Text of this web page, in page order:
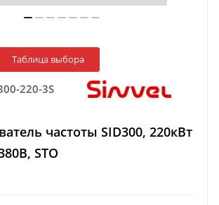
Таблица выбора
220-3S
частоты SID300, 220кВт
STO